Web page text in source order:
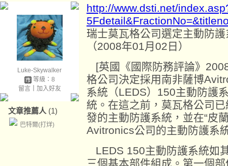
Luke-Skywalker
等級：8
留言｜ 加入好友
文章推薦人 (1)
巴特爾(打烊)
http://www.dsti.net/
瑞士莫瓦格公司選定主動防護
（2008年01月02日）
[英國《國際防務評論》
格公司決定採用南非薩博
系統（LEDS）150主動防護
統。在這之前，莫瓦格公司
發的主動防護系統，並在“皮
Avitronics公司的主動防護系
LEDS 150主動防護系統如
三個基本部件組成。第一個